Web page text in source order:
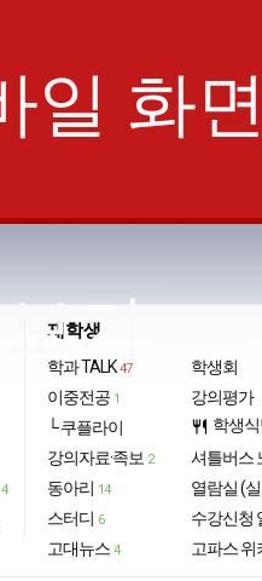
일 화
기
4
재학생
학과 TALK 47
이중전공 1
└ 쿠플라이
강의자료·족보 2
동아리 14
스터디 6
고대뉴스 4
학생회
강의평가
restaurant 학생
셔틀버스
열람실 (
수강신청
고파스 위